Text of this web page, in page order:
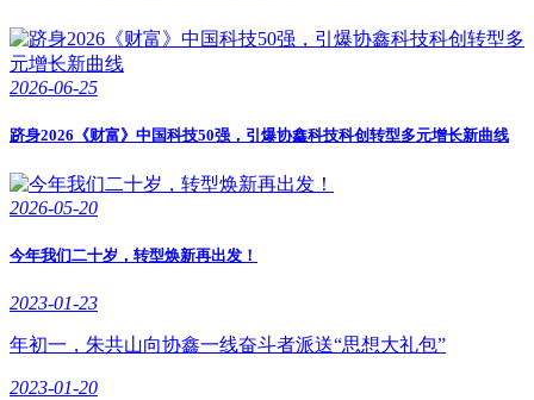
2026-06-25
跻身2026《财富》中国科技50强，引爆协鑫科技科创转型多元增长新曲线
2026-05-20
今年我们二十岁，转型焕新再出发！
2023-01-23
年初一，朱共山向协鑫一线奋斗者派送“思想大礼包”
2023-01-20